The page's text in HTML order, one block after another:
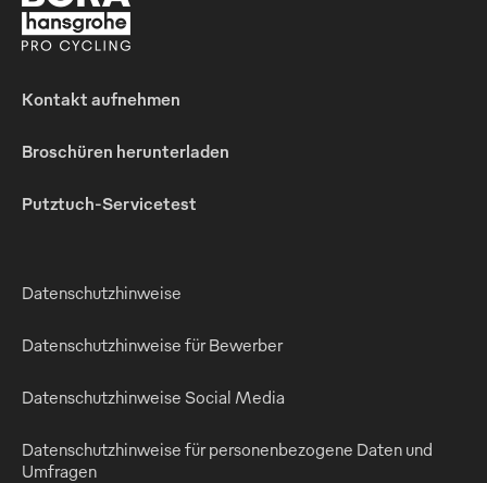
Kontakt aufnehmen
Broschüren herunterladen
Putztuch-Servicetest
Datenschutzhinweise
Datenschutzhinweise für Bewerber
Datenschutzhinweise Social Media
Datenschutzhinweise für personenbezogene Daten und
Umfragen